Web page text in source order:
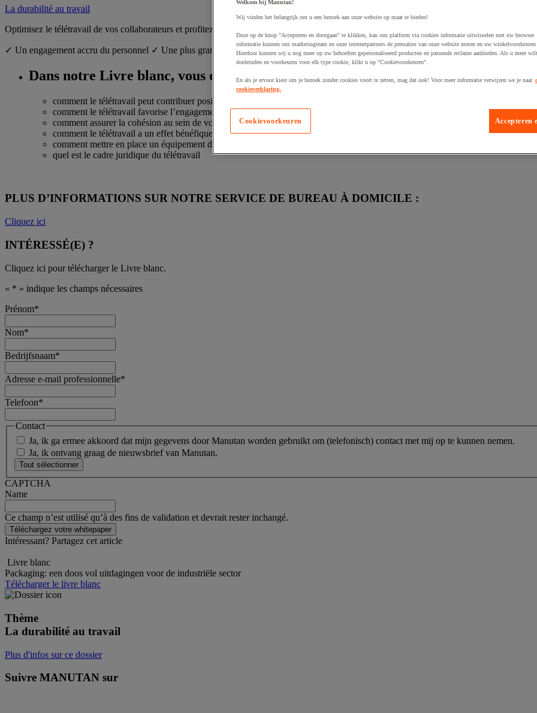
La durabilité au travail
Optimisez le télétravail de vos collaborateurs et profitez des avantages en tant qu’entrepreneur. Lisez notre Livre blanc.
✓ Un engagement accru du personnel ✓ Une plus grande cohésion
Dans notre Livre blanc, vous découvrirez :
comment le télétravail peut contribuer positivement à l’environnement
comment le télétravail favorise l’engagement du personnel
comment assurer la cohésion au sein de votre équipe en télétravail
comment le télétravail a un effet bénéfique sur la santé
comment mettre en place un équipement de télétravail qui optimise l’ergonomie
quel est le cadre juridique du télétravail
PLUS D’INFORMATIONS SUR NOTRE SERVICE DE BUREAU À DOMICILE :
Cliquez ici
INTÉRESSÉ(E) ?
Cliquez ici pour télécharger le Livre blanc.
« * » indique les champs nécessaires
Prénom*
Nom*
Bedrijfsnaam*
Adresse e-mail professionnelle*
Telefoon*
Contact
Ja, ik ga ermee akkoord dat mijn gegevens door Manutan worden gebruikt om (telefonisch) contact met mij op te kunnen nemen.
Ja, ik ontvang graag de nieuwsbrief van Manutan.
Tout sélectionner
CAPTCHA
Name
Ce champ n’est utilisé qu’à des fins de validation et devrait rester inchangé.
Intéressant? Partagez cet article
Livre blanc
Packaging: een doos vol uitdagingen voor de industriële sector
Télécharger le livre blanc
Thème
La durabilité au travail
Plus d'infos sur ce dossier
Suivre MANUTAN sur
Welkom bij Manutan!
Wij vinden het belangrijk om u een bezoek aan onze website op maat te bieden!
Door op de knop "Accepteren en doorgaan" te klikken, kan ons platform via cookies informatie uitwisselen met uw browser.
informatie kunnen ons marketingteam en onze internetpartners de prestaties van onze website meten en uw winkelvoorkeuren
Hierdoor kunnen wij u nog meer op uw behoeften gepersonaliseerd producten en passende reclame aanbieden. Als u meer
doeleinden en voorkeuren voor elk type cookie, klikt u op "Cookievoorkeuren".
En als je ervoor kiest om je bezoek zonder cookies voort te zetten, mag dat ook! Voor meer informatie verwijzen we je naar
cookieverklaring.
Accepteren
Cookievoorkeuren